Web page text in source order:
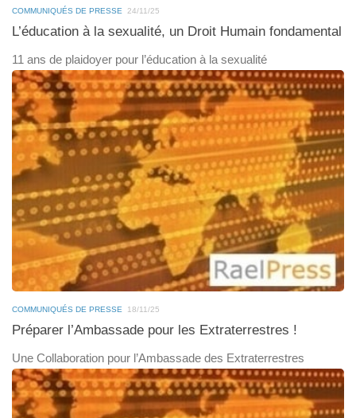
COMMUNIQUÉS DE PRESSE 24/11/25
L’éducation à la sexualité, un Droit Humain fondamental
11 ans de plaidoyer pour l’éducation à la sexualité
COMMUNIQUÉS DE PRESSE 18/11/25
Préparer l’Ambassade pour les Extraterrestres !
Une Collaboration pour l’Ambassade des Extraterrestres